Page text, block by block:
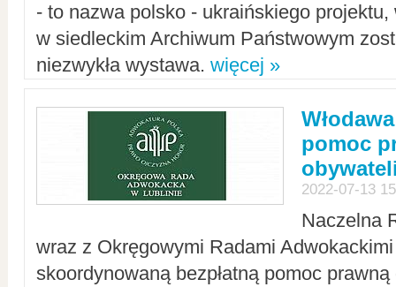
- to nazwa polsko - ukraińskiego
w siedleckim Archiwum Państwowym
niezwykła wystawa. więcej »
pomoc
2022-07-13
Naczelna
wraz z Okręgowymi Radami Adwokackimi
skoordynowaną bezpłatną pomoc